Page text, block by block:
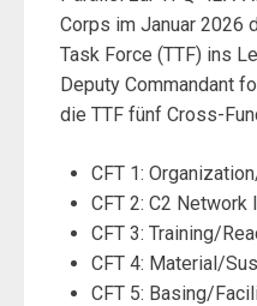
Corps im Januar 2026
Task Force (TTF) ins
Deputy Commandant
die TTF fünf Cross-
CFT 1:
CFT 2: C2 Network
CFT 3: Training/
CFT 4: Material/
CFT 5: Basing/